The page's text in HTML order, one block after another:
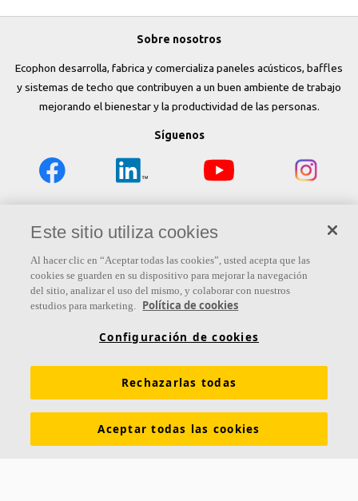
Sobre nosotros
Ecophon desarrolla, fabrica y comercializa paneles acústicos, baffles
y sistemas de techo que contribuyen a un buen ambiente de trabajo
mejorando el bienestar y la productividad de las personas.
Síguenos
Colores y superficies Inspiración y Experiencia
Herramientas y servicios Propiedades funcionales
Glosario Sostenibilidad Ventilación Difusa
Contacto
Este sitio utiliza cookies
Al hacer clic en “Aceptar todas las cookies”, usted acepta que las
cookies se guarden en su dispositivo para mejorar la navegación
del sitio, analizar el uso del mismo, y colaborar con nuestros
estudios para marketing. Política de cookies
Configuración de cookies
Rechazarlas todas
Aceptar todas las cookies